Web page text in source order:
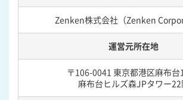
Zenken株式会社（Zenken
運営元所在地
〒106-0041 東京都港区麻布台
麻布台ヒルズ森JPタワー22